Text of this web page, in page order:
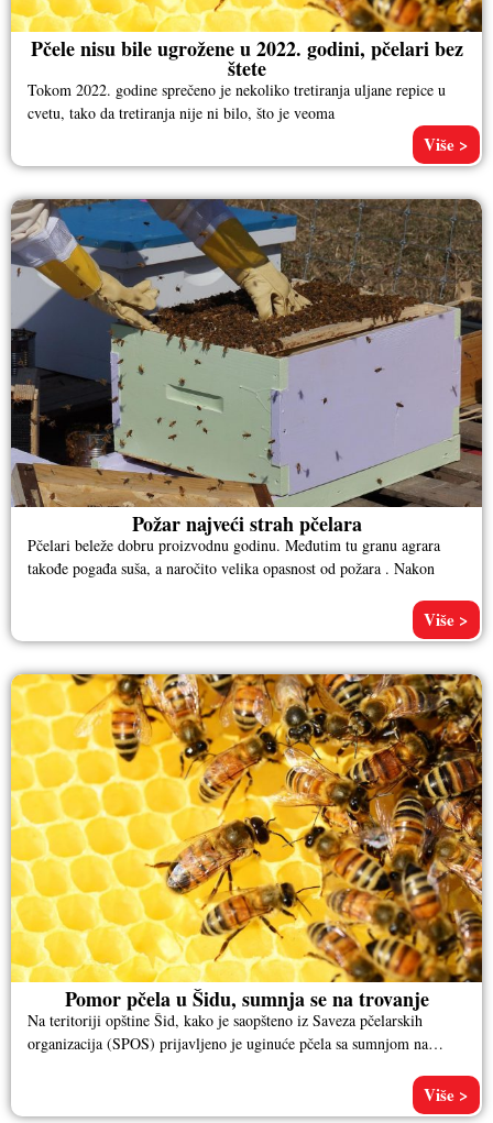
Pčele nisu bile ugrožene u 2022. godini, pčelari bez
štete
Tokom 2022. godine sprečeno je nekoliko tretiranja uljane repice u
cvetu, tako da tretiranja nije ni bilo, što je veoma
Više >
Požar najveći strah pčelara
Pčelari beleže dobru proizvodnu godinu. Međutim tu granu agrara
takođe pogađa suša, a naročito velika opasnost od požara . Nakon
Više >
Pomor pčela u Šidu, sumnja se na trovanje
Na teritoriji opštine Šid, kako je saopšteno iz Saveza pčelarskih
organizacija (SPOS) prijavljeno je uginuće pčela sa sumnjom na
Više >